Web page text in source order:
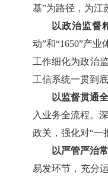
基”为路径，为江
以政治监督
动”和“1650”产
工作细化为政治
工信系统一贯到
以监督贯通
入业务全流程。
政关，强化对“一
以严管严治
易发环节，充分